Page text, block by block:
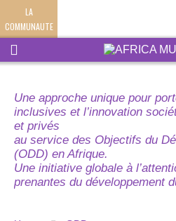
LA
COMMUNAUTE
Une approche unique pour
inclusives et l’innovation
et privés
au service des Objectifs du
(ODD) en Afrique.
Une initiative globale à
prenantes du développement